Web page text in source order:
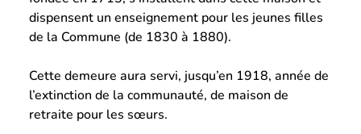
dispensent un enseignement pour les jeunes filles
de la Commune (de 1830 à 1880).
Cette demeure aura servi, jusqu’en 1918, année de
l’extinction de la communauté, de maison de
retraite pour les sœurs.